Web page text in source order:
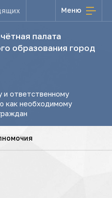
Меню
палата
образования город
и ответственному
как необходимому